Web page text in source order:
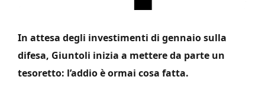
In attesa degli investimenti di gennaio sulla
difesa, Giuntoli inizia a mettere da parte un
tesoretto: l’addio è ormai cosa fatta.